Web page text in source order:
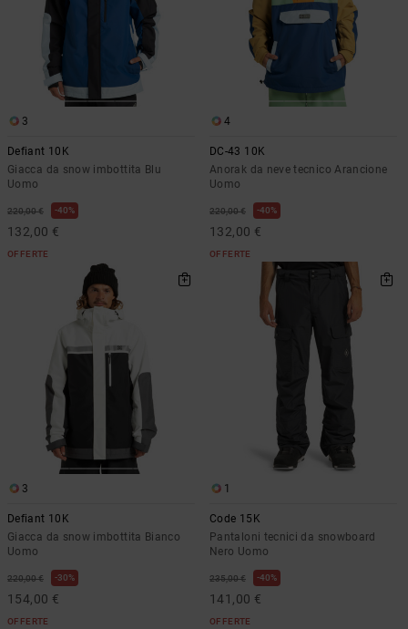
3
Defiant 10K
Giacca da snow imbottita Blu
Uomo
220,00 € 40%
132,00 €
OFFERTE
4
DC-43 10K
Anorak da neve tecnico Arancione
Uomo
220,00 € 40%
132,00 €
OFFERTE
3
Defiant 10K
Giacca da snow imbottita Bianco
Uomo
220,00 € 30%
154,00 €
OFFERTE
1
Code 15K
Pantaloni tecnici da snowboard
Nero Uomo
235,00 € 40%
141,00 €
OFFERTE